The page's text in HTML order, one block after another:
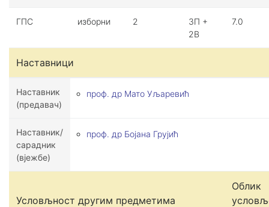
ГПС изборни 2
3П +
2В
7.0
Наставници
Наставник
(предавач)
проф. др Мато Уљаревић
Наставник/
сарадник
(вјежбе)
проф. др Бојана Грујић
Условљност другим предметима
Облик